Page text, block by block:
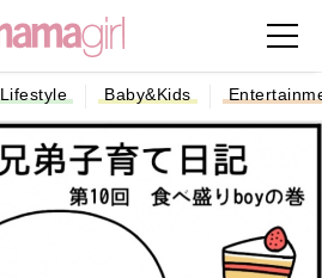
Lifestyle Baby&Kids